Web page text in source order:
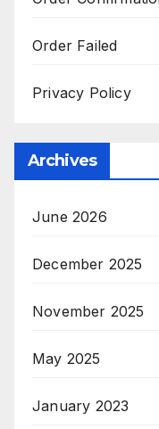
Order Failed
Privacy Policy
Archives
June 2026
December 2025
November 2025
May 2025
January 2023